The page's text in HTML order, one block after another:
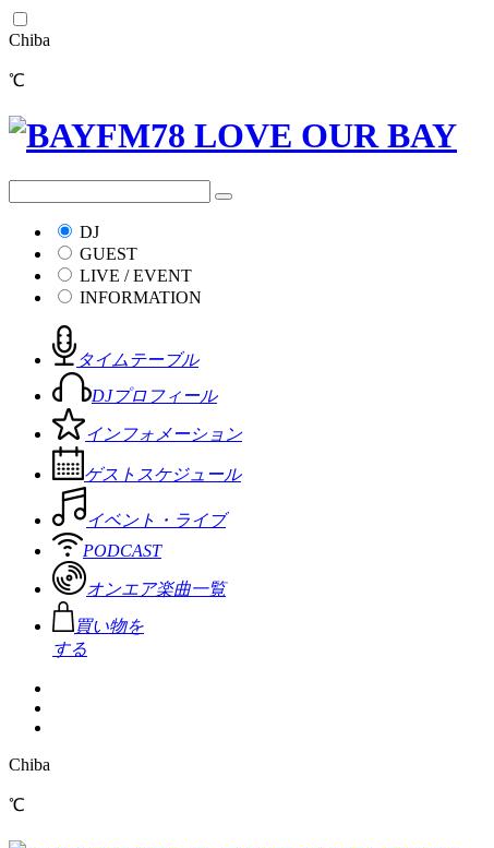
Chiba
℃
DJ
GUEST
LIVE / EVENT
INFORMATION
タイムテーブル
DJプロフィール
インフォメーション
ゲストスケジュール
イベント・ライブ
PODCAST
オンエア楽曲一覧
買い物を
する
Chiba
℃